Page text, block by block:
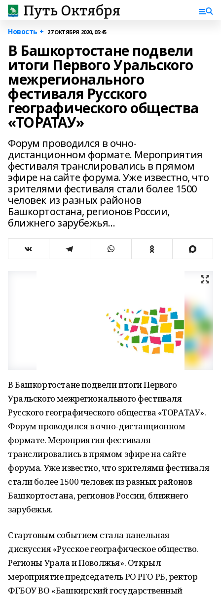
Новость + 27 ОКТЯБРЯ 2020, 05:45
В Башкортостане подвели
итоги Первого Уральского
межрегионального
фестиваля Русского
географического общества
«ТОРАТАУ»
Форум проводился в очно-
дистанционном формате. Мероприятия
фестиваля транслировались в прямом
эфире на сайте форума. Уже известно, что
зрителями фестиваля стали более 1500
человек из разных районов
Башкортостана, регионов России,
ближнего зарубежья...
В Башкортостане подвели итоги Первого
Уральского межрегионального фестиваля
Русского географического общества «ТОРАТАУ».
Форум проводился в очно-дистанционном
формате. Мероприятия фестиваля
транслировались в прямом эфире на сайте
форума. Уже известно, что зрителями фестиваля
стали более 1500 человек из разных районов
Башкортостана, регионов России, ближнего
зарубежья.
Стартовым событием стала панельная
дискуссия «Русское географическое общество.
Регионы Урала и Поволжья». Открыл
мероприятие председатель РО РГО РБ, ректор
ФГБОУ ВО «Башкирский государственный